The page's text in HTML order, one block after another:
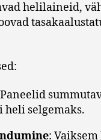
helilaineid,
heli selgemaks.
: